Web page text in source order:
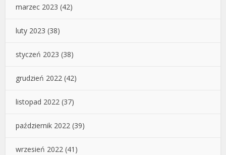
marzec 2023 (42)
luty 2023 (38)
styczeń 2023 (38)
grudzień 2022 (42)
listopad 2022 (37)
październik 2022 (39)
wrzesień 2022 (41)